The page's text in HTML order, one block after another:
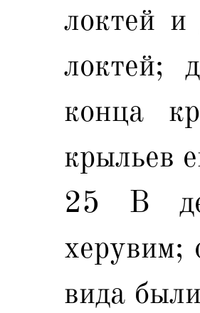
локтей и
локтей;
конца
крыльев
25 В
херувим;
вида